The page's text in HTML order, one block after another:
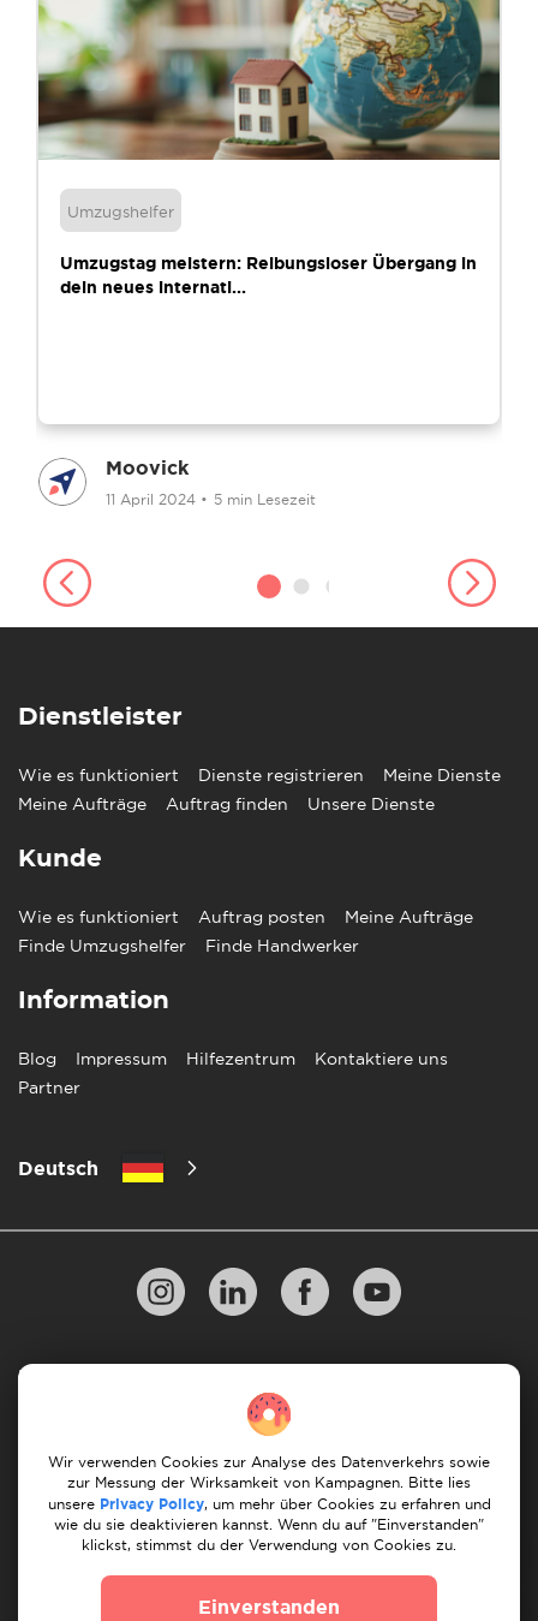
Umzugshelfer
Umzugstag meistern: Reibungsloser Übergang in
dein neues internati...
Moovick
11 April 2024 • 5 min Lesezeit
Dienstleister
Wie es funktioniert Dienste registrieren
Meine Dienste
Meine Aufträge
Auftrag finden Unsere Dienste
Kunde
Wie es funktioniert Auftrag posten
Meine Aufträge
Finde Umzugshelfer
Finde Handwerker
Information
Blog Impressum Hilfezentrum
Kontaktiere uns
Partner
Deutsch
Links enthalten, was unsere redaktionelle Integrität nicht
Datenschutzbestimmungen
10 Regeln für einen erfolgreichen Umzug
Zahlungsrichtlinien Bedingungen & Konditionen
Stornierung & Rückerstattung
Wir verwenden Cookies zur Analyse des Datenverkehrs sowie
zur Messung der Wirksamkeit von Kampagnen. Bitte lies
unsere Privacy Policy, um mehr über Cookies zu erfahren und
wie du sie deaktivieren kannst. Wenn du auf "Einverstanden"
klickst, stimmst du der Verwendung von Cookies zu.
Einverstanden